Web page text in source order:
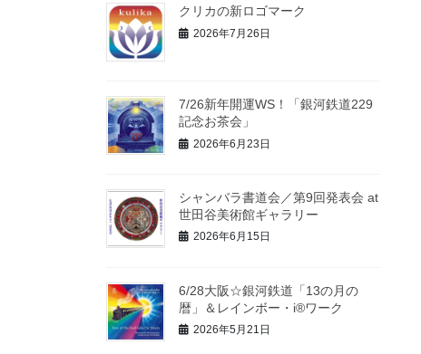
クリカの新ロゴマーク
2026年7月26日
7/26新年開運WS！「銀河鉄道229
記念お茶会」
2026年6月23日
シャンバラ書道会／第9回発表会 at
世田谷美術館ギャラリー
2026年6月15日
6/28大阪☆銀河鉄道「13の月の
暦」＆レインボー・i®ワーク
2026年5月21日